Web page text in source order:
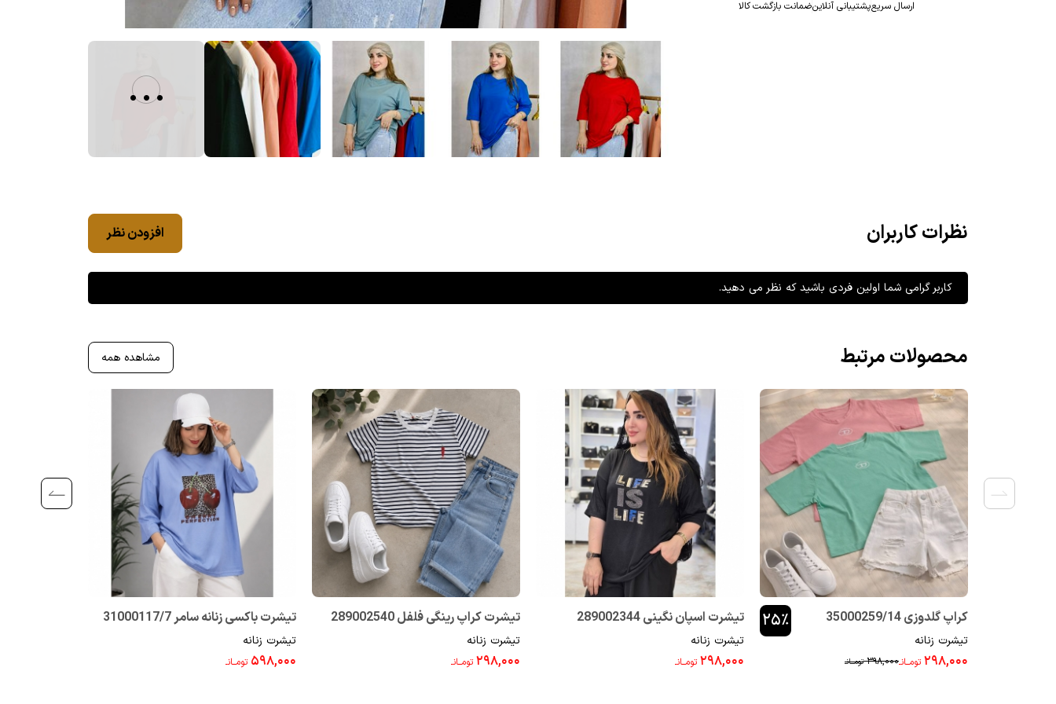
ارسال سریعپشتیبانی آنلاینضمانت بازگشت کالا
...
نظرات کاربران افزودن نظر
کاربر گرامی شما اولین فردی باشید که نظر می دهید.
محصولات مرتبط مشاهده همه
کراپ گلدوزی 35000259/14
تیشرت زنانه
۳۹۸,۰۰۰ تومــانـ ۲۹۸,۰۰۰ تومــانـ
۲۵٪ تیشرت اسپان نگینی 289002344
تیشرت زنانه
۲۹۸,۰۰۰ تومــانـ
تیشرت کراپ رینگی فلفل 289002540
تیشرت زنانه
۲۹۸,۰۰۰ تومــانـ
تیشرت باکسی زنانه سامر 31000117/7
تیشرت زنانه
۵۹۸,۰۰۰ تومــانـ